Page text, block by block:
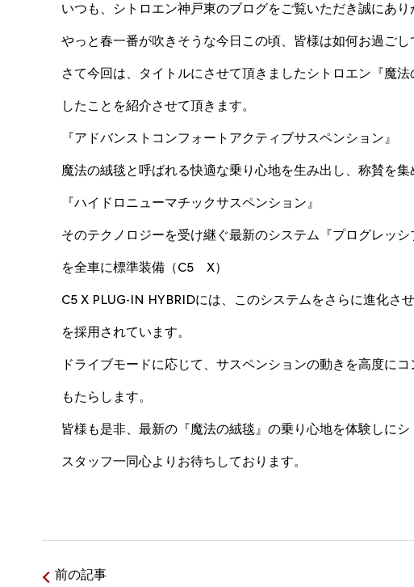
いつも、シトロエン神戸東のブログをご覧いただき誠にあり
やっと春一番が吹きそうな今日この頃、皆様は如何お過ごし
さて今回は、タイトルにさせて頂きましたシトロエン『魔
したことを紹介させて頂きます。
『アドバンストコンフォートアクティブサスペンション』
魔法の絨毯と呼ばれる快適な乗り心地を生み出し、称賛を
『ハイドロニューマチックサスペンション』
そのテクノロジーを受け継ぐ最新のシステム『プログレッ
を全車に標準装備（C5 X）
C5 X PLUG-IN HYBRIDには、このシステムをさらに進化さ
を採用されています。
ドライブモードに応じて、サスペンションの動きを高度に
もたらします。
皆様も是非、最新の『魔法の絨毯』の乗り心地を体験しにシ
スタッフ一同心よりお待ちしております。
前の記事